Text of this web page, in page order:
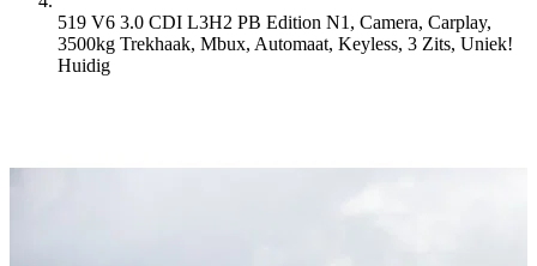
519 V6 3.0 CDI L3H2 PB Edition N1, Camera, Carplay,
3500kg Trekhaak, Mbux, Automaat, Keyless, 3 Zits, Uniek!
Huidig